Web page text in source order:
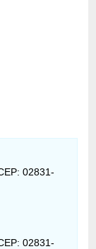
02831-
02831-